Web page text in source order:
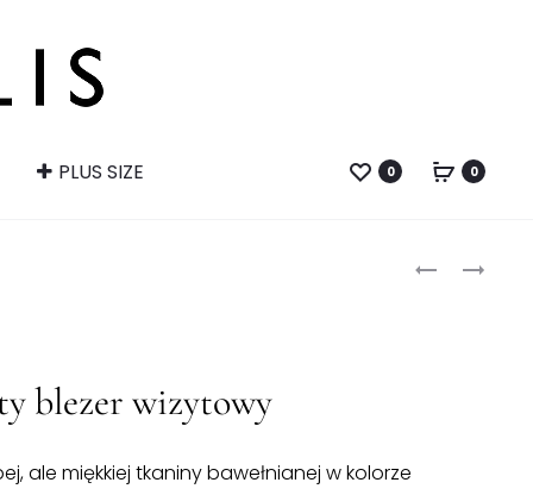
PLUS SIZE 0 0
blezer wizytowy
ale miękkiej tkaniny bawełnianej w kolorze